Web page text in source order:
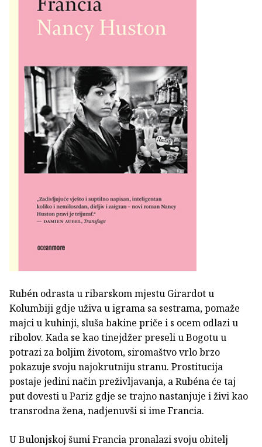
Rubén odrasta u ribarskom mjestu Girardot u
Kolumbiji gdje uživa u igrama sa sestrama, pomaže
majci u kuhinji, sluša bakine priče i s ocem odlazi u
ribolov. Kada se kao tinejdžer preseli u Bogotu u
potrazi za boljim životom, siromaštvo vrlo brzo
pokazuje svoju najokrutniju stranu. Prostitucija
postaje jedini način preživljavanja, a Rubéna će taj
put dovesti u Pariz gdje se trajno nastanjuje i živi kao
transrodna žena, nadjenuvši si ime Francia.
U Bulonjskoj šumi Francia pronalazi svoju obitelj